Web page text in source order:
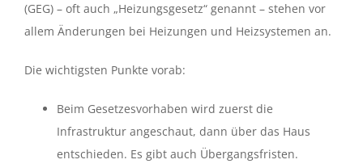
(GEG) – oft auch „Heizungsgesetz“ genannt – stehen vor
allem Änderungen bei Heizungen und Heizsystemen an.
Die wichtigsten Punkte vorab:
Beim Gesetzesvorhaben wird zuerst die
Infrastruktur angeschaut, dann über das Haus
entschieden. Es gibt auch Übergangsfristen.